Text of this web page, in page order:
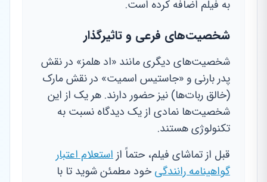
به فیلم اضافه کرده است.
شخصیت‌های فرعی و تاثیرگذار
شخصیت‌های دیگری مانند «اد هلمز» در نقش
پدر بارنی و «جاستیس اسمیت» در نقش مارک
(خالق ربات‌ها) نیز حضور دارند. هر یک از این
شخصیت‌ها نمادی از یک دیدگاه نسبت به
تکنولوژی هستند.
قبل از تماشای فیلم، حتماً از استعلام اعتبار
گواهینامه رانندگیخود مطمئن شوید تا با